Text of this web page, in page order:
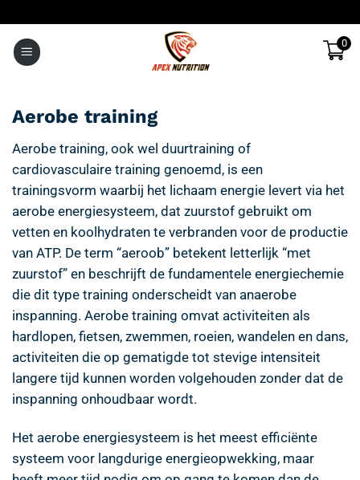
inhoud
0
Aerobe training
Aerobe training, ook wel duurtraining of
cardiovasculaire training genoemd, is een
trainingsvorm waarbij het lichaam energie levert via het
aerobe energiesysteem, dat zuurstof gebruikt om
vetten en koolhydraten te verbranden voor de productie
van ATP. De term “aeroob” betekent letterlijk “met
zuurstof” en beschrijft de fundamentele energiechemie
die dit type training onderscheidt van anaerobe
inspanning. Aerobe training omvat activiteiten als
hardlopen, fietsen, zwemmen, roeien, wandelen en dans,
activiteiten die op gematigde tot stevige intensiteit
langere tijd kunnen worden volgehouden zonder dat de
inspanning onhoudbaar wordt.
Het aerobe energiesysteem is het meest efficiënte
systeem voor langdurige energieopwekking, maar